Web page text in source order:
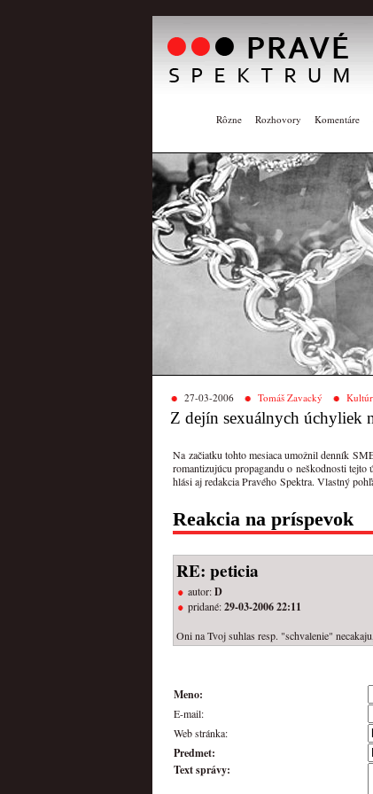
Rôzne Rozhovory Komentáre
27-03-2006 Tomáš Zavacký
Z dejín sexuálnych úchyliek
Na začiatku tohto mesiaca umožnil denník
romantizujúcu propagandu o neškodnosti
hlási aj redakcia Pravého Spektra. Vlastný
Reakcia na príspevok
RE: peticia
autor:D
pridané:29-03-2006 22:11
Oni na Tvoj suhlas resp. "schvalenie"
Meno:
E-mail:
Web stránka:
Predmet:
Text správy: